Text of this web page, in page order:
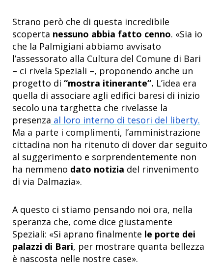
Strano però che di questa incredibile
scoperta nessuno abbia fatto cenno. «Sia io
che la Palmigiani abbiamo avvisato
l’assessorato alla Cultura del Comune di Bari
– ci rivela Speziali –, proponendo anche un
progetto di “mostra itinerante”. L’idea era
quella di associare agli edifici baresi di inizio
secolo una targhetta che rivelasse la
presenza al loro interno di tesori del liberty.
Ma a parte i complimenti, l’amministrazione
cittadina non ha ritenuto di dover dar seguito
al suggerimento e sorprendentemente non
ha nemmeno dato notizia del rinvenimento
di via Dalmazia».
A questo ci stiamo pensando noi ora, nella
speranza che, come dice giustamente
Speziali: «Si aprano finalmente le porte dei
palazzi di Bari, per mostrare quanta bellezza
è nascosta nelle nostre case».